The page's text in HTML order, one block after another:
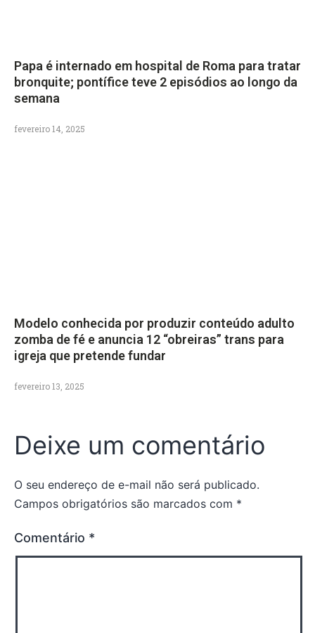
Papa é internado em hospital de Roma para tratar
bronquite; pontífice teve 2 episódios ao longo da
semana
fevereiro 14, 2025
Modelo conhecida por produzir conteúdo adulto
zomba de fé e anuncia 12 “obreiras” trans para
igreja que pretende fundar
fevereiro 13, 2025
Deixe um comentário
O seu endereço de e-mail não será publicado.
Campos obrigatórios são marcados com *
Comentário *